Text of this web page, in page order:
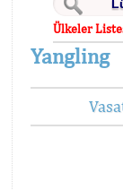
Ülkeler
Yangling